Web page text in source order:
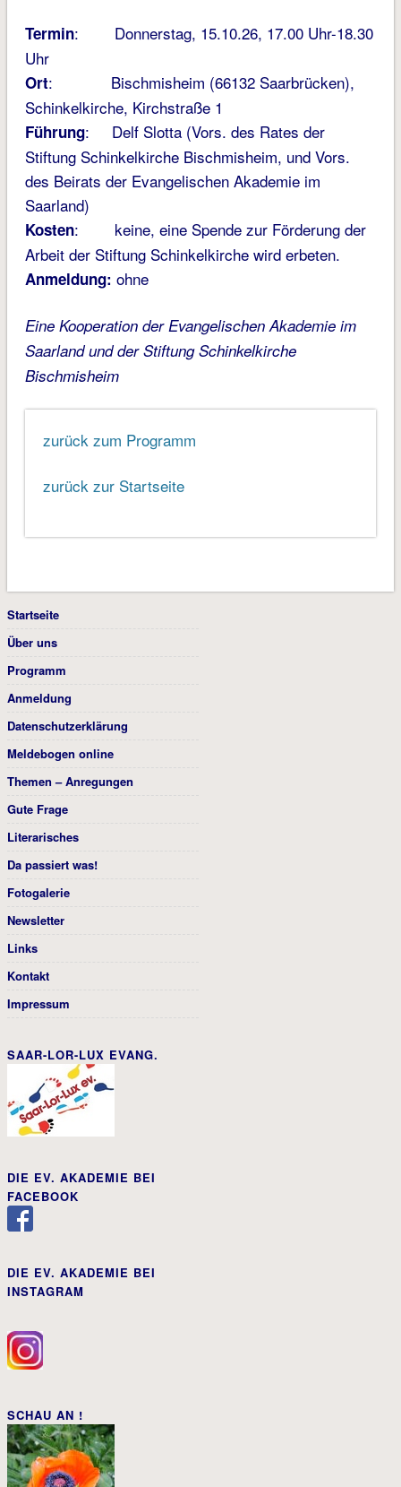
Termin: Donnerstag, 15.10.26, 17.00 Uhr-18.30
Uhr
Ort: Bischmisheim (66132 Saarbrücken),
Schinkelkirche, Kirchstraße 1
Führung: Delf Slotta (Vors. des Rates der
Stiftung Schinkelkirche Bischmisheim, und Vors.
des Beirats der Evangelischen Akademie im
Saarland)
Kosten: keine, eine Spende zur Förderung der
Arbeit der Stiftung Schinkelkirche wird erbeten.
Anmeldung: ohne
Eine Kooperation der Evangelischen Akademie im
Saarland und der Stiftung Schinkelkirche
Bischmisheim
zurück zum Programm
zurück zur Startseite
Startseite
Über uns
Programm
Anmeldung
Datenschutzerklärung
Meldebogen online
Themen – Anregungen
Gute Frage
Literarisches
Da passiert was!
Fotogalerie
Newsletter
Links
Kontakt
Impressum
SAAR-LOR-LUX EVANG.
DIE EV. AKADEMIE BEI
FACEBOOK
DIE EV. AKADEMIE BEI
INSTAGRAM
SCHAU AN !